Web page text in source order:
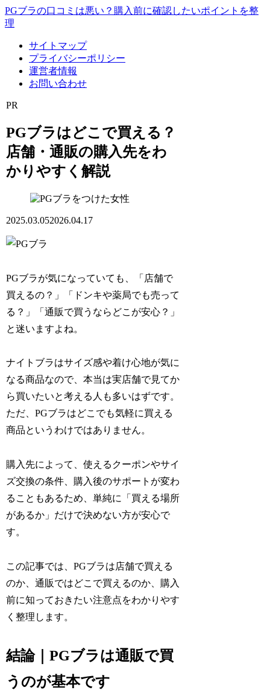
PGブラの口コミは悪い？購入前に確認したいポイントを整
理
サイトマップ
プライバシーポリシー
運営者情報
お問い合わせ
PR
PGブラはどこで買える？
店舗・通販の購入先をわ
かりやすく解説
2025.03.052026.04.17
PGブラが気になっていても、「店舗で
買えるの？」「ドンキや薬局でも売って
る？」「通販で買うならどこが安心？」
と迷いますよね。
ナイトブラはサイズ感や着け心地が気に
なる商品なので、本当は実店舗で見てか
ら買いたいと考える人も多いはずです。
ただ、PGブラはどこでも気軽に買える
商品というわけではありません。
購入先によって、使えるクーポンやサイ
ズ交換の条件、購入後のサポートが変わ
ることもあるため、単純に「買える場所
があるか」だけで決めない方が安心で
す。
この記事では、PGブラは店舗で買える
のか、通販ではどこで買えるのか、購入
前に知っておきたい注意点をわかりやす
く整理します。
結論｜PGブラは通販で買
うのが基本です